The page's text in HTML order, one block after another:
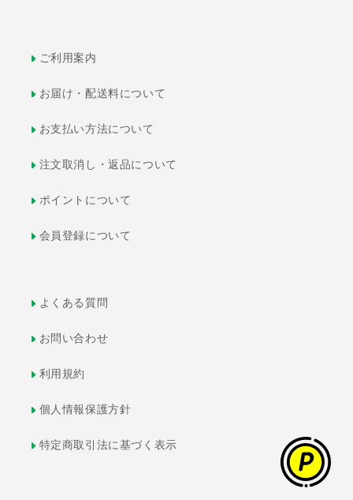
ご利用案内
お届け・配送料について
お支払い方法について
注文取消し・返品について
ポイントについて
会員登録について
よくある質問
お問い合わせ
利用規約
個人情報保護方針
特定商取引法に基づく表示